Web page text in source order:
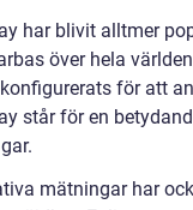
har blivit alltmer
över hela
för att
står för en
mätningar har